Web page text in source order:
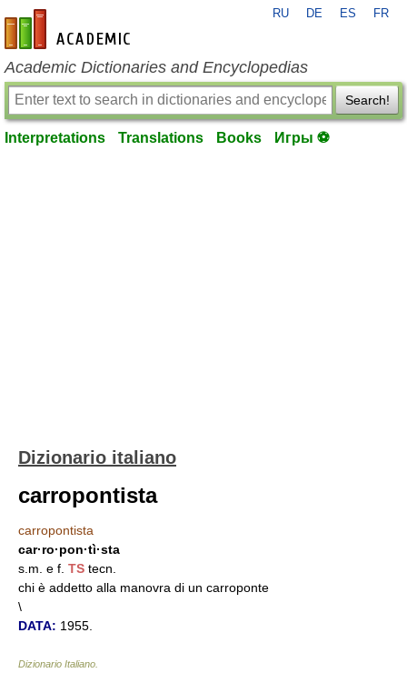
en-academic.com
RU DE ES FR
Academic Dictionaries and Encyclopedias
Search!
Interpretations Translations Books Игры ⚽
Dizionario italiano
carropontista
carropontista
car·ro·pon·tì·sta
s.m. e f. TS tecn.
chi è addetto alla manovra di un carroponte
\
DATA: 1955.
Dizionario Italiano